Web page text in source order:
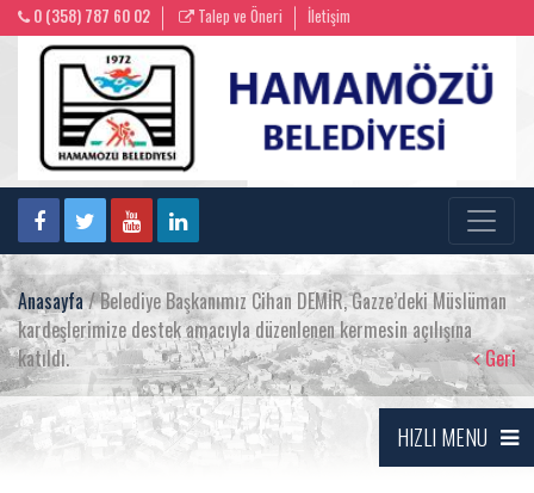
0 (358) 787 60 02 Talep ve Öneri İletişim
Anasayfa/ Belediye Başkanımız Cihan DEMİR, Gazze’deki Müslüman
kardeşlerimize destek amacıyla düzenlenen kermesin açılışına
katıldı.
Geri
HIZLI MENU